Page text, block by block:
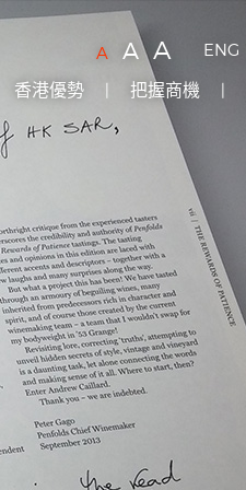
字
大
小：
(A)
字
型
(
A) 字
型
大
小：
大
(
A) ENG
香港優勢 把握商機